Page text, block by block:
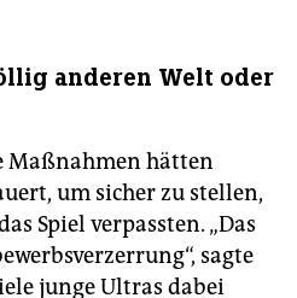
anderen Welt oder
Maßnahmen hätten
um sicher zu stellen,
Spiel verpassten. „Das
sagte
junge Ultras dabei